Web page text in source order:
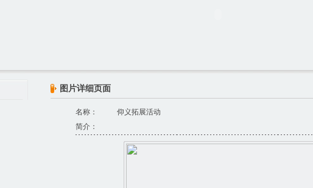
图片详细页面
名称：
仰义拓展活动
简介：